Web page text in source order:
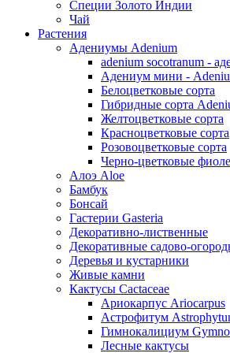
Специи Золото Индии
Чай
Растения
Адениумы Adenium
adenium socotranum -
Адениум мини -
Белоцветковые сорта
Гибридные сорта
Желтоцветковые сорта
Красноцветковые сорта
Розовоцветковые сорта
Черно-цветковые
Алоэ Aloe
Бамбук
Бонсай
Гастерии Gasteria
Декоративно-лиственные
Декоративные садово-
Деревья и кустарники
Живые камни
Кактусы Cactaceae
Ариокарпус Ariocarpus
Астрофитум
Гимнокалициум
Лесные кактусы